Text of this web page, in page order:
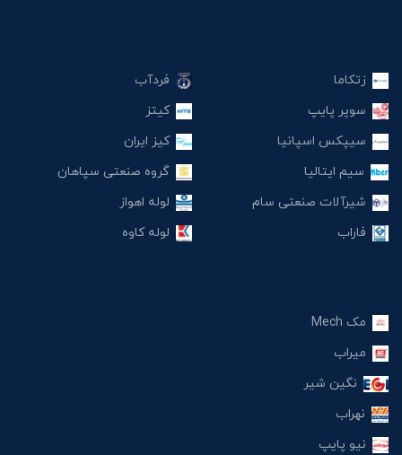
زتکاما
سوپر پایپ
سیپکس اسپانیا
سیم ایتالیا
شیرآلات صنعتی سام
فاراب
فردآب
کیتز
کیز ایران
گروه صنعتی سپاهان
لوله اهواز
لوله کاوه
مک Mech
میراب
نگین شیر
نهراب
نیو پایپ